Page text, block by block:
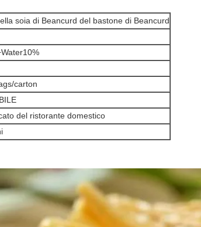
soia di Beancurd del bastone di Beancurd
carton
del ristorante domestico